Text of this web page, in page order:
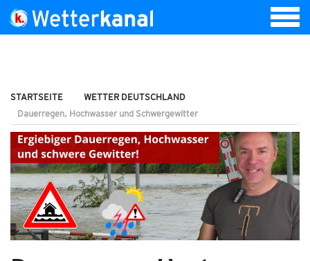
STARTSEITE
WETTER DEUTSCHLAND
Dauerregen, Hochwasser und Schwergewitter